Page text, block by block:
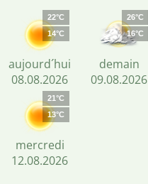
22°C
14°C
aujourd´hui
08.08.2026
26°C
16°C
demain
09.08.2026
21°C
13°C
mercredi
12.08.2026